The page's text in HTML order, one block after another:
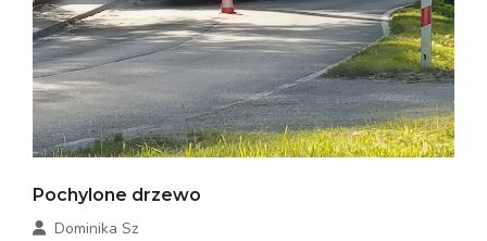
Pochylone drzewo
Dominika Sz